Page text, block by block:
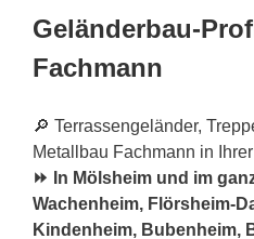
Geländerbau-
Fachmann
🔎 Terrassengeländer,
Metallbau Fachmann in
⏩ In Mölsheim und im
Wachenheim, Flörsheim-
Kindenheim, Bubenheim,